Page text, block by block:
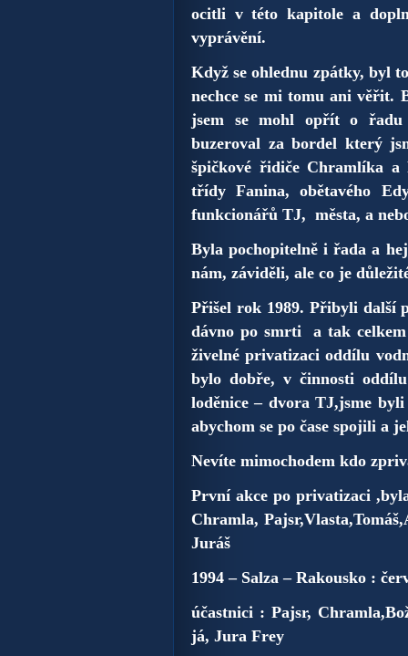
ocitli v této kapitole a
vyprávění.
Když se ohlednu zpátky, byl
nechce se mi tomu ani
jsem se mohl opřít o řadu
buzeroval za bordel který
špičkové řidiče Chramlíka
třídy Fanina,obětavého
funkcionářů TJ, města, a
Byla pochopitelně i řada a
nám, záviděli, ale co je
Přišel rok 1989. Přibyli další
dávno po smrti a tak
živelnéprivatizaci oddílu
bylo dobře, v činnosti
loděnice – dvora TJ,jsme
abychom se po čase spojili a
Nevíte mimochodem kdo
První akce po privatizaci
Chramla,
Juráš
1994 – Salza – Rakousko :
účastnici : Pajsr,
já, Jura Frey